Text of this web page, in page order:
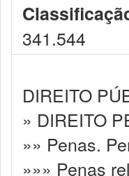
341.544
DIREITO
» DIREITO
»» Penas.
»»» Penas